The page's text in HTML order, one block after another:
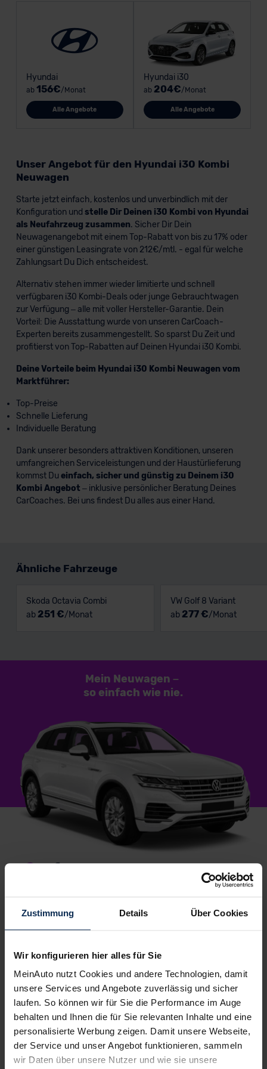
Zustimmung Details Über Cookies
Wir konfigurieren hier alles für Sie
MeinAuto nutzt Cookies und andere Technologien, damit
unsere Services und Angebote zuverlässig und sicher
laufen. So können wir für Sie die Performance im Auge
behalten und Ihnen die für Sie relevanten Inhalte und eine
personalisierte Werbung zeigen. Damit unsere Webseite,
der Service und unser Angebot funktionieren, sammeln
wir Daten über unsere Nutzer und wie sie unsere
Hyundai
ab 156€/Monat
Alle Angebote
Hyundai i30
ab 204€/Monat
Alle Angebote
Unser Angebot für den Hyundai i30 Kombi
Neuwagen
Starte jetzt einfach, kostenlos und unverbindlich mit der
Konfiguration und stelle Dir Deinen i30 Kombi von Hyundai
als Neufahrzeug zusammen. Sicher Dir Dein
Neuwagenangebot mit einem Top-Rabatt von bis zu 17% oder
einer günstigen Leasingrate von 212€/mtl. - egal für welche
Zahlungsart Du Dich entscheidest.
Alternativ stehen immer wieder limitierte und schnell
verfügbaren i30 Kombi-Deals oder junge Gebrauchtwagen
zur Verfügung – alle mit voller Hersteller-Garantie. Dein
Vorteil: Die Ausstattung wurde von unseren CarCoach-
Experten bereits zusammengestellt. So sparst Du Zeit und
profitierst von Top-Rabatten auf Deinen Hyundai i30 Kombi.
Deine Vorteile beim Hyundai i30 Kombi Neuwagen vom
Marktführer:
Top-Preise
Schnelle Lieferung
Individuelle Beratung
Dank unserer besonders attraktiven Konditionen, unseren
umfangreichen Serviceleistungen und der Haustürlieferung
kommst Du einfach, sicher und günstig zu Deinem i30
Kombi Angebot – inklusive persönlicher Beratung Deines
CarCoaches. Bei uns findest Du alles aus einer Hand.
Ähnliche Fahrzeuge
Skoda Octavia Combi
ab 251 €/Monat
VW Golf 8 Variant
ab 277 €/Monat
Mein Neuwagen –
so einfach wie nie.
1.
Du wählst dein Lieblingsmodell – wir suchen es für
garantiert zu Top-Preisen.
2. Bestes Angebot wählen
kompetenter Beratung und persönlichem
Ansprechpartner. Alles klar? Bestelle deinen
Neuwagen, ganz einfach online.
3. Einfach losfahren
Wir lieferndeinen Neuwagen – auf Wunsch sogar